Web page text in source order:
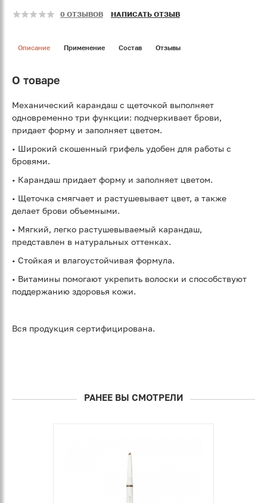
0 ОТЗЫВОВ НАПИСАТЬ ОТЗЫВ
Описание Применение Состав Отзывы
О товаре
Механический карандаш с щеточкой выполняет
одновременно три функции: подчеркивает брови,
придает форму и заполняет цветом.
• Широкий скошенный грифель удобен для работы с
бровями.
• Карандаш придает форму и заполняет цветом.
• Щеточка смягчает и растушевывает цвет, а также
делает брови объемными.
• Мягкий, легко растушевываемый карандаш,
представлен в натуральных оттенках.
• Стойкая и влагоустойчивая формула.
• Витамины помогают укрепить волоски и способствуют
поддержанию здоровья кожи.
Вся продукция сертифицирована.
РАНЕЕ ВЫ СМОТРЕЛИ